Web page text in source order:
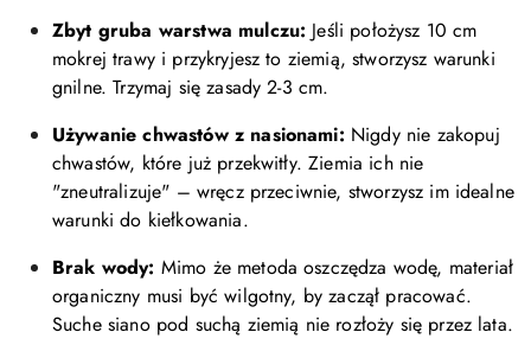
Zbyt gruba warstwa mulczu: Jeśli położysz 10 cm
mokrej trawy i przykryjesz to ziemią, stworzysz warunki
gnilne. Trzymaj się zasady 2-3 cm.
Używanie chwastów z nasionami: Nigdy nie zakopuj
chwastów, które już przekwitły. Ziemia ich nie
"zneutralizuje" – wręcz przeciwnie, stworzysz im idealne
warunki do kiełkowania.
Brak wody: Mimo że metoda oszczędza wodę, materiał
organiczny musi być wilgotny, by zaczął pracować.
Suche siano pod suchą ziemią nie rozłoży się przez lata.